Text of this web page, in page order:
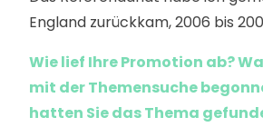
England zurückkam, 2006 bis
Wie lief Ihre Promotion ab?
mit der Themensuche
hatten Sie das Thema